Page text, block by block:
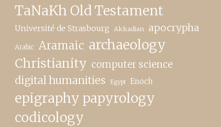
TaNaKh Old Testament
Université de Strasbourg Akkadian apocrypha
Arabic Aramaic archaeology
Christianity computer science
digital humanities Egypt Enoch
epigraphy papyrology
codicology